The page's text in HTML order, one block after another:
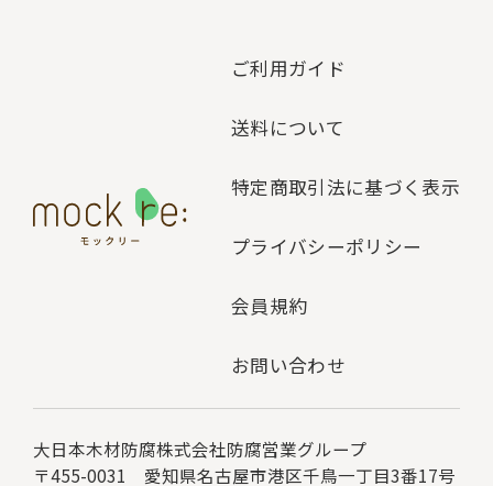
ご利用ガイド
送料について
特定商取引法に基づく表示
プライバシーポリシー
会員規約
お問い合わせ
大日本木材防腐株式会社防腐営業グループ
〒455-0031 愛知県名古屋市港区千鳥一丁目3番17号